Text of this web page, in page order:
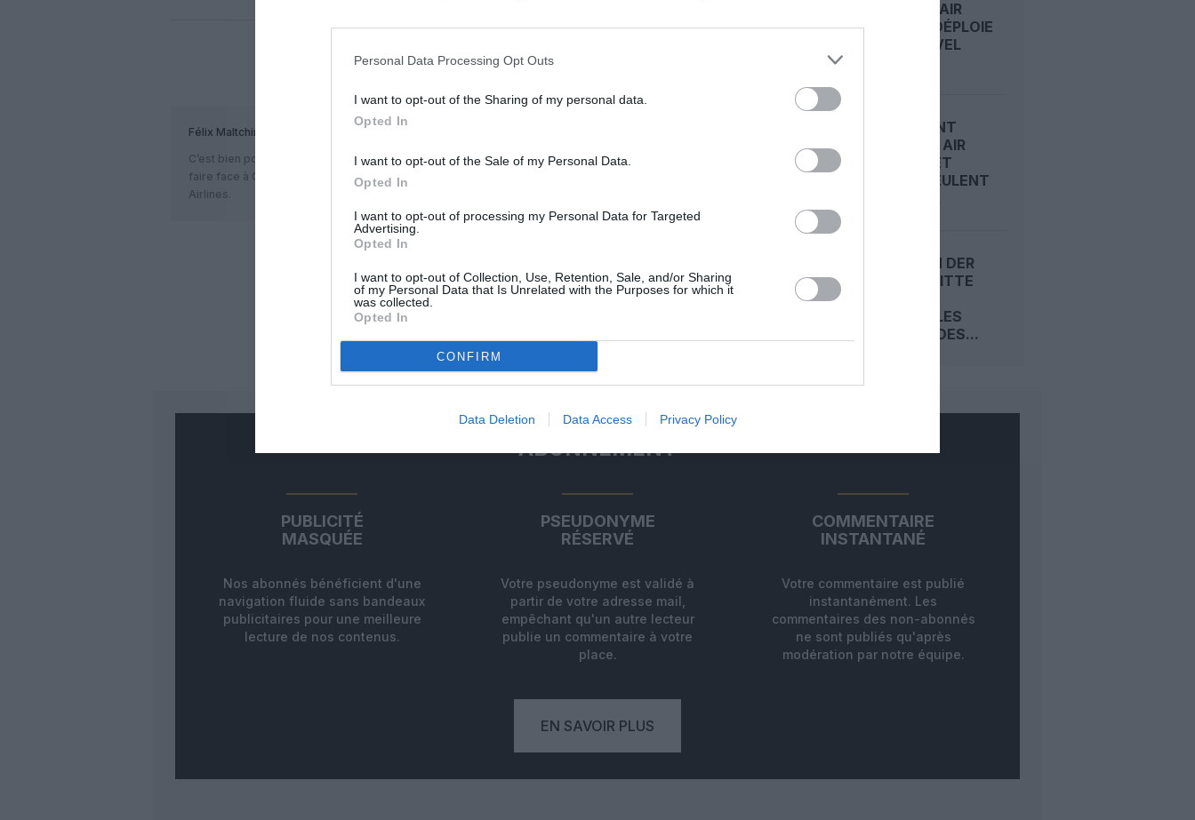
Personal Data Processing Opt Outs
I want to opt-out of the Sharing of my personal data.
Opted In
I want to opt-out of the Sale of my Personal Data.
Opted In
I want to opt-out of processing my Personal Data for Targeted
Advertising.
Opted In
I want to opt-out of Collection, Use, Retention, Sale, and/or Sharing
of my Personal Data that Is Unrelated with the Purposes for which it
was collected.
Opted In
CONFIRM
Data Deletion Data Access Privacy Policy
Félix Maltchinski
C’est bien pour le transporteur mais sur le marché transpacifique Air Canada doit
faire face à Cathay Pacific, Korean Air, Japan Airlines et aussi China Eastern
Airlines.
NANTES : AIR
CANADA DÉPLOIE
SON NOUVEL
CARBURANT
DURABLE : AIR
CANADA ET
AIRBUS VEULENT
ANKO VAN DER
WERFF QUITTE
PRENDRE LES
COMMANDES...
ABONNEMENT
PUBLICITÉ
MASQUÉE
Nos abonnés bénéficient d'une
navigation fluide sans bandeaux
publicitaires pour une meilleure
lecture de nos contenus.
PSEUDONYME
RÉSERVÉ
Votre pseudonyme est validé à
partir de votre adresse mail,
empêchant qu'un autre lecteur
publie un commentaire à votre
place.
COMMENTAIRE
INSTANTANÉ
Votre commentaire est publié
instantanément. Les
commentaires des non-abonnés
ne sont publiés qu'après
modération par notre équipe.
EN SAVOIR PLUS